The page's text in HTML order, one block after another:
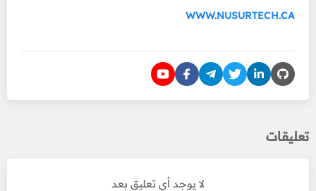
WWW.NUSURTECH.CA
تعليقات
لا يوجد أي تعليق بعد